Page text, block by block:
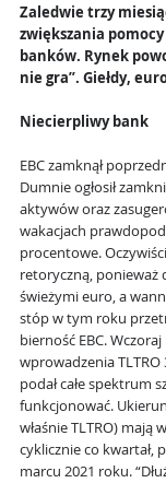
Zaledwie trzy
zwiększania
banków. Rynek
nie gra”. Giełdy,
Niecierpliwy bank
EBC zamknął
Dumnie ogłosił
aktywów oraz
wakacjach
procentowe.
retoryczną, ponieważ
świeżymi euro, a
stóp w tym roku
bierność EBC.
wprowadzenia TLTRO
podał całe spektrum
funkcjonować.
właśnie TLTRO)
cyklicznie co kwartał,
marcu 2021 roku.